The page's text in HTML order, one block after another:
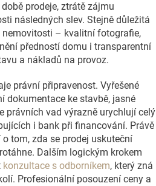
prodeje, ztrátě zájmu
následných slev. Stejně důležitá
nemovitosti – kvalitní fotografie,
předností domu i transparentní
a nákladů na provoz.
právní připravenost. Vyřešené
dokumentace ke stavbě, jasné
právních vad výrazně urychlují celý
i bank při financování. Právě
tom, zda se prodej uskuteční
Dalším logickým krokem
konzultace s odborníkem, který zná
Profesionální posouzení ceny a